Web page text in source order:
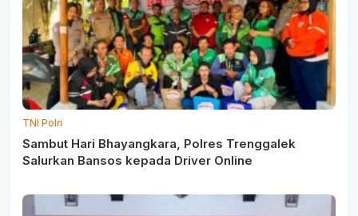
TNI Polri
Sambut Hari Bhayangkara, Polres Trenggalek
Salurkan Bansos kepada Driver Online